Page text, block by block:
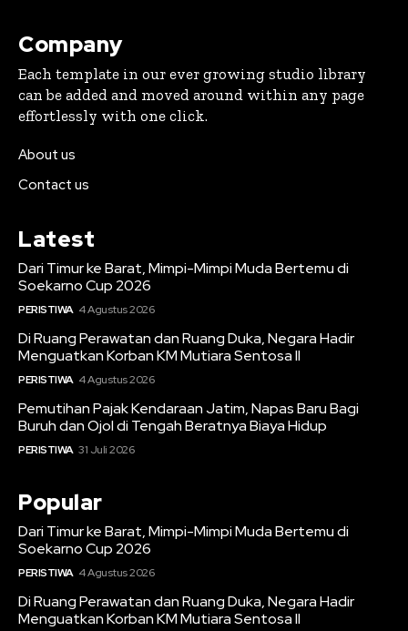
Company
Each template in our ever growing studio library
can be added and moved around within any page
effortlessly with one click.
About us
Contact us
Latest
Dari Timur ke Barat, Mimpi-Mimpi Muda Bertemu di
Soekarno Cup 2026
PERISTIWA 4 Agustus 2026
Di Ruang Perawatan dan Ruang Duka, Negara Hadir
Menguatkan Korban KM Mutiara Sentosa II
PERISTIWA 4 Agustus 2026
Pemutihan Pajak Kendaraan Jatim, Napas Baru Bagi
Buruh dan Ojol di Tengah Beratnya Biaya Hidup
PERISTIWA 31 Juli 2026
Popular
Dari Timur ke Barat, Mimpi-Mimpi Muda Bertemu di
Soekarno Cup 2026
PERISTIWA 4 Agustus 2026
Di Ruang Perawatan dan Ruang Duka, Negara Hadir
Menguatkan Korban KM Mutiara Sentosa II